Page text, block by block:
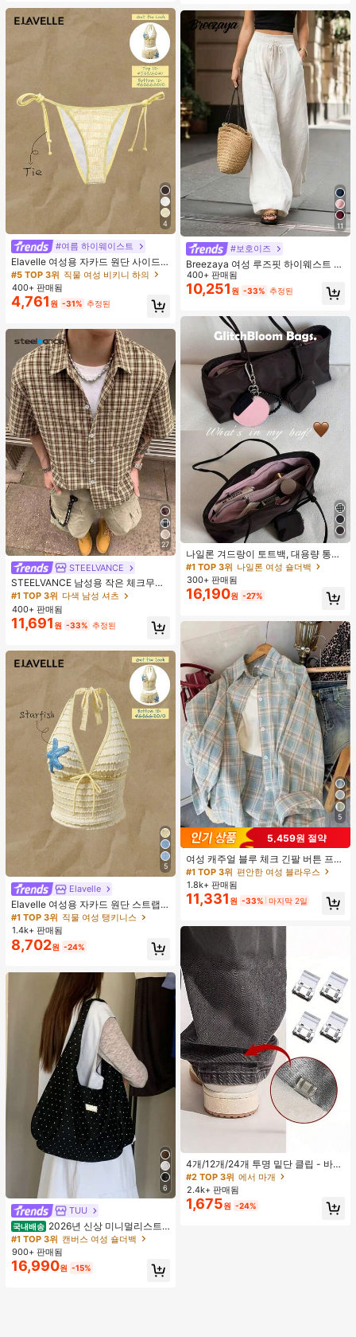
어졌습니다. 여성과 소녀에게 완벽하
며, 가을과 겨울에 이상적입니다.
4
#여름 하이웨이스트
Elavelle 여성용 자카드 원단 사이드
타이 비키니 하의, 봄/여름
#5 TOP 3위 직물 여성 비키니 하의
400+ 판매됨
4,761 원 -31% 추정된
27
STEELVANCE
STEELVANCE 남성용 작은 체크무늬
반팔 셔츠, 단일 포켓 클래식 스타일,
격식 또는 캐주얼한 경우, 휴가, 식사,
사무실, 캐주얼 홈웨어에 적합, 다용
도, 편안한 원단 셔츠, 자신에게 입거
#1 TOP 3위 다색 남성 셔츠
400+ 판매됨
11,691 원 -33% 추정된
5
Elavelle
Elavelle 여성용 자카드 원단 스트랩
불가사리 장식 홀터 탑, 봄/여름에 적
합 (탑만 포함, 반바지 미포함)
#1 TOP 3위 직물 여성 탱키니스
1.4k+ 판매됨
8,702원 -24%
6
TUU
국내배송 2026년 신상 미니멀리스트
도트 캔버스 토트백, 대용량 캐주얼 다
용도 통근 숄더 핸드백
#1 TOP 3위 캔버스 여성 숄더백
900+ 판매됨
16,990원 -15%
11
#보호이즈
Breezaya 여성 루즈핏 하이웨스트 와
이드 레그 팬츠, 우아한 화이트 시크
여름 휴가 홀리데이, 솔리드 컬러 다용
도 캐주얼 일상 착용 비치 바지
400+ 판매됨
10,251 원 -33% 추정된
나일론 겨드랑이 토트백, 대용량 통근
숄더백, 작은 메이크업 백 포함, 펜던
트 미포함, 가벼운 일상 핸드백 (펜던
트 미포함)
#1 TOP 3위 나일론 여성 숄더백
300+ 판매됨
16,190원 -27%
5
5,459원 절약
여성 캐주얼 블루 체크 긴팔 버튼 프론
트 폴리에스터 셔츠, 레귤러 핏, 봄 의
류, 편안한 스타일
#1 TOP 3위 편안한 여성 블라우스
1.8k+ 판매됨
11,331 원 -33% 마지막 2일
4개/12개/24개 투명 밑단 클립 - 바지
밑단 끌림 방지를 위한 심리스 무봉제
조절기, 의류 수선 및 깔끔한 바지 길
이 맞춤을 위한 숨겨진 밑단 조절 클립
(랜덤 색상)
#2 TOP 3위 에서 마개
2.4k+ 판매됨
1,675원 -24%